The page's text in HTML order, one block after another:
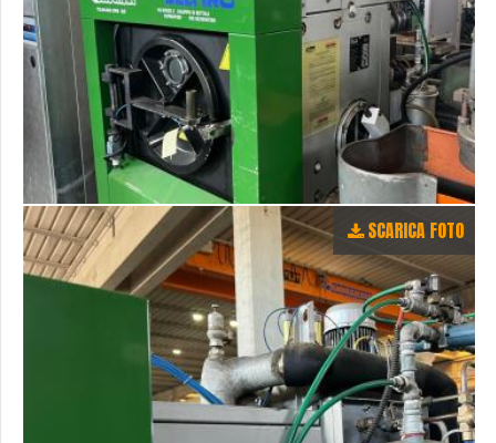
SCARICA FOTO